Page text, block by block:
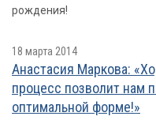
рождения!
18 марта 2014
Анастасия Маркова:
процесс позволит нам
оптимальной форме!»